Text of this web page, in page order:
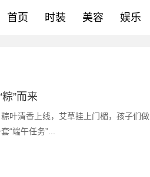
首页 时装 美容 娱乐
”而来
叶清香上线，艾草挂上门楣，孩子们做
“端午任务”...